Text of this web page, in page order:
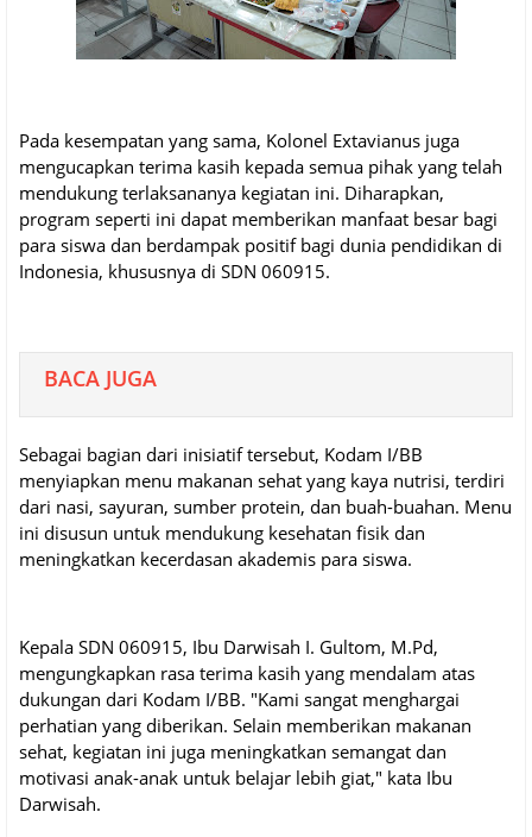
Pada kesempatan yang sama, Kolonel Extavianus juga
mengucapkan terima kasih kepada semua pihak yang telah
mendukung terlaksananya kegiatan ini. Diharapkan,
program seperti ini dapat memberikan manfaat besar bagi
para siswa dan berdampak positif bagi dunia pendidikan di
Indonesia, khususnya di SDN 060915.
BACA JUGA
Sebagai bagian dari inisiatif tersebut, Kodam I/BB
menyiapkan menu makanan sehat yang kaya nutrisi, terdiri
dari nasi, sayuran, sumber protein, dan buah-buahan. Menu
ini disusun untuk mendukung kesehatan fisik dan
meningkatkan kecerdasan akademis para siswa.
Kepala SDN 060915, Ibu Darwisah I. Gultom, M.Pd,
mengungkapkan rasa terima kasih yang mendalam atas
dukungan dari Kodam I/BB. "Kami sangat menghargai
perhatian yang diberikan. Selain memberikan makanan
sehat, kegiatan ini juga meningkatkan semangat dan
motivasi anak-anak untuk belajar lebih giat," kata Ibu
Darwisah.